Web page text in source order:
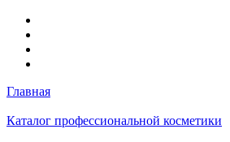
Главная
Каталог профессиональной косметики